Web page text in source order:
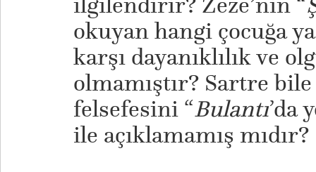
okuyan hangi çocuğa
karşı dayanıklılık ve
olmamıştır? Sartre
felsefesini “Bulantı’da
ile açıklamamış mıdır?